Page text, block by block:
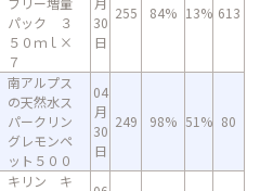
パック ３
５０ｍｌ×
７
30
日
255 84% 13% 613
南アルプス
の天然水ス
パークリン
グレモンペ
ット５００
04
月
30
日
249 98% 51% 80
キリン キ